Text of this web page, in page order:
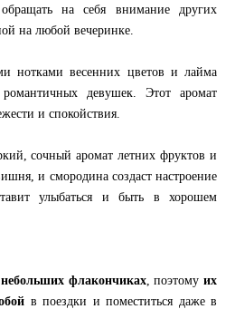
на себя внимание других
на любой вечеринке.
нотками весенних цветов и лайма
девушек. Этот аромат
и спокойствия.
сочный аромат летних фруктов и
и смородина создаст настроение
улыбаться и быть в хорошем
флакончиках, поэтомуих
в поездки и поместиться даже в